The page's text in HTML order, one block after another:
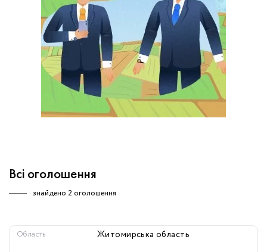
Всі оголошення
знайдено 2 оголошення
Область Житомирська область
Немає облікового запису?
Зареєструватися
УВІЙТИ
обробку персональних даних.
ЗАМОВИТИ КОНСУЛЬТАЦІЮ